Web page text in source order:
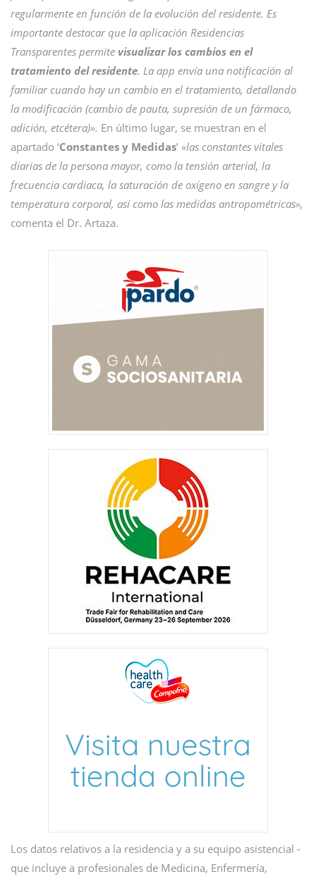
regularmente en función de la evolución del residente. Es
importante destacar que la aplicación Residencias
Transparentes permite visualizar los cambios en el
tratamiento del residente. La app envía una notificación al
familiar cuando hay un cambio en el tratamiento, detallando
la modificación (cambio de pauta, supresión de un fármaco,
adición, etcétera)». En último lugar, se muestran en el
apartado ‘Constantes y Medidas’ «las constantes vitales
diarias de la persona mayor, como la tensión arterial, la
frecuencia cardiaca, la saturación de oxígeno en sangre y la
temperatura corporal, así como las medidas antropométricas»,
comenta el Dr. Artaza.
Los datos relativos a la residencia y a su equipo asistencial -
que incluye a profesionales de Medicina, Enfermería,